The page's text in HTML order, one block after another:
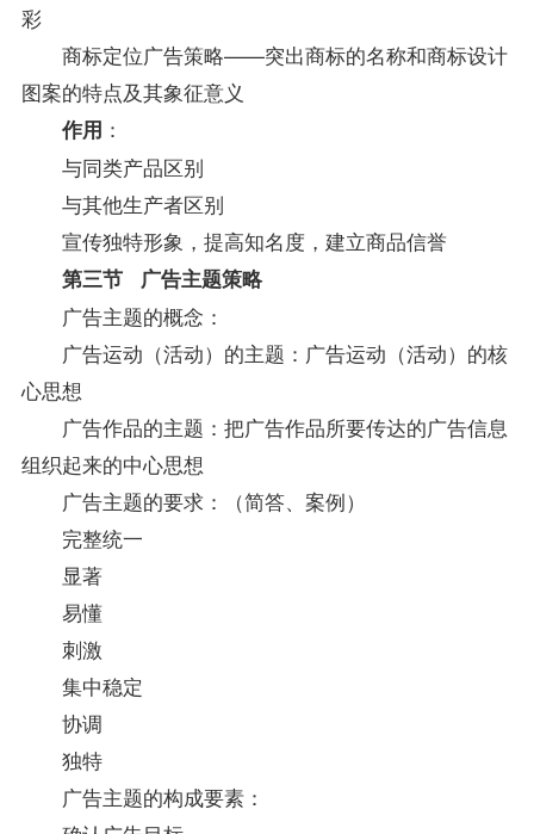
彩
商标定位广告策略——突出商标的名称和商标设计
图案的特点及其象征意义
作用 ：
与同类产品区别
与其他生产者区别
宣传独特形象，提高知名度，建立商品信誉
第三节 广告主题策略
广告主题的概念：
广告运动（活动）的主题：广告运动（活动）的核
心思想
广告作品的主题：把广告作品所要传达的广告信息
组织起来的中心思想
广告主题的要求：（简答、案例）
完整统一
显著
易懂
刺激
集中稳定
协调
独特
广告主题的构成要素：